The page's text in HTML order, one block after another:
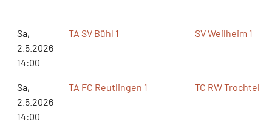
Sa,
2.5.2026
14:00
TA SV Bühl 1 SV Weilheim 1
Sa,
2.5.2026
14:00
TA FC Reutlingen 1 TC RW